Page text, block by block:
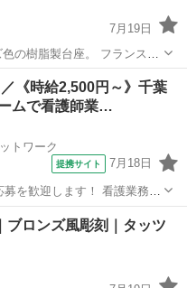
7月19日
の樹脂製台座。 フランス・
シックな台座は、豊かなブ
く彫り込まれています。 ブ
ア雑貨/小物 ブドウ
《時給2,500円～》千葉
ムで看護師業…
トワーク
提携サイト 7月18日
します！ 看護業務/
*<あなたのスキ
ロンズ風彫刻｜タッツ